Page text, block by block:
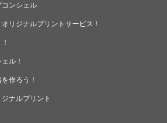
コンシェル
リジナルプリントサービス！
ル！
作ろう！
ナルプリント